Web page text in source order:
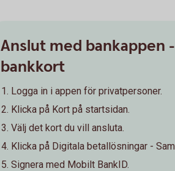
Anslut med bankappen
bankkort
Logga in i appen för privatpersoner.
Klicka på Kort på startsidan.
Välj det kort du vill ansluta.
Klicka på Digitala betallösningar -
Signera med Mobilt BankID.